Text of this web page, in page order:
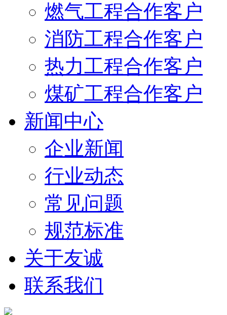
燃气工程合作客户
消防工程合作客户
热力工程合作客户
煤矿工程合作客户
新闻中心
企业新闻
行业动态
常见问题
规范标准
关于友诚
联系我们